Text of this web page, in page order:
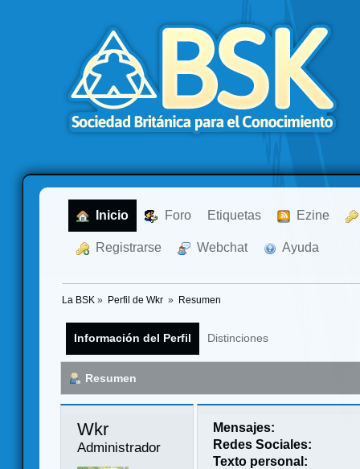
Inicio Foro Etiquetas Ezine
Registrarse Webchat Ayuda
La BSK » Perfil de Wkr » Resumen
Información del Perfil Distinciones
Resumen
Wkr
Administrador
Mensajes:
Redes Sociales:
Texto personal: